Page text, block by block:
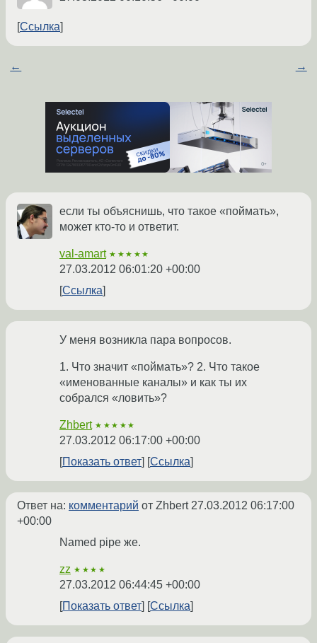
Ссылка
← →
если ты объяснишь, что такое «поймать»,
может кто-то и ответит.
val-amart ★★★★★
27.03.2012 06:01:20 +00:00
Ссылка
У меня возникла пара вопросов.
1. Что значит «поймать»? 2. Что такое
«именованные каналы» и как ты их
собрался «ловить»?
Zhbert ★★★★★
27.03.2012 06:17:00 +00:00
Показать ответ
Ссылка
Ответ на: комментарий от Zhbert27.03.2012 06:17:00
+00:00
Named pipe же.
zz ★★★★
27.03.2012 06:44:45 +00:00
Показать ответ
Ссылка